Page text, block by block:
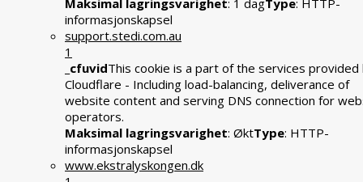
informasjonskapsel
support.stedi.com.au
1
_cfuvidThis cookie is a part of the services provided
Cloudflare - Including load-balancing, deliverance of
website content and serving DNS connection for
operators.
Maksimal lagringsvarighet: ØktType: HTTP-
informasjonskapsel
www.ekstralyskongen.dk